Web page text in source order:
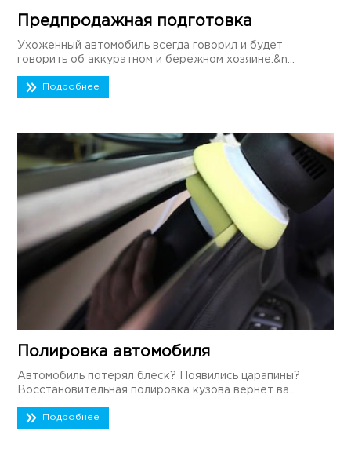
Предпродажная подготовка
Ухоженный автомобиль всегда говорил и будет
говорить об аккуратном и бережном хозяине.&n...
Подробнее
Полировка автомобиля
Автомобиль потерял блеск? Появились царапины?
Восстановительная полировка кузова вернет ва...
Подробнее